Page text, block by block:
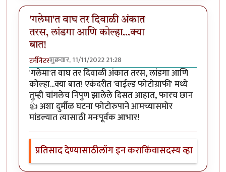
'गलेमा'त वाघ तर दिवाळी अंकात
तरस, लांडगा आणि कोल्हा...क्या
बात!
टर्मीनेटरशुक्रवार, 11/11/2022 21:28
'गलेमा'त वाघ तर दिवाळी अंकात तरस, लांडगा आणि
कोल्हा...क्या बात! एकंदरीत 'वाईल्ड फोटोग्राफी' मध्ये
तुम्ही चांगलेच निपुण झालेले दिसत आहात, फारच छान
👍 अशा दुर्मीळ घटना फोटोरुपाने आमच्यासमोर
मांडल्यात त्यासाठी मनःपूर्वक आभार!
प्रतिसाद देण्यासाठीलॉग इन कराकिंवासदस्य व्हा